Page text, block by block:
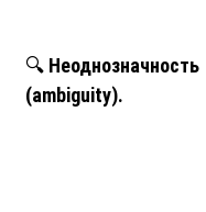
🔍 Неоднозначность
(ambiguity).